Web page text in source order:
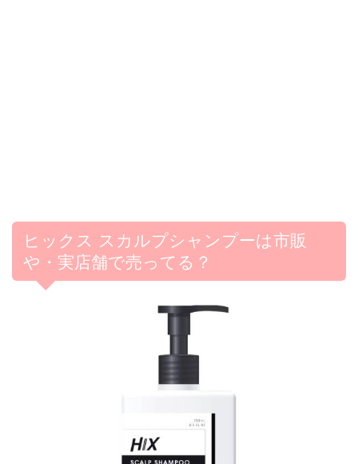
ヒックス スカルプシャンプーは市販
や・実店舗で売ってる？